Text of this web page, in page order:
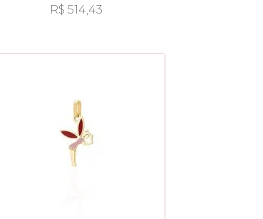
R$ 514,43